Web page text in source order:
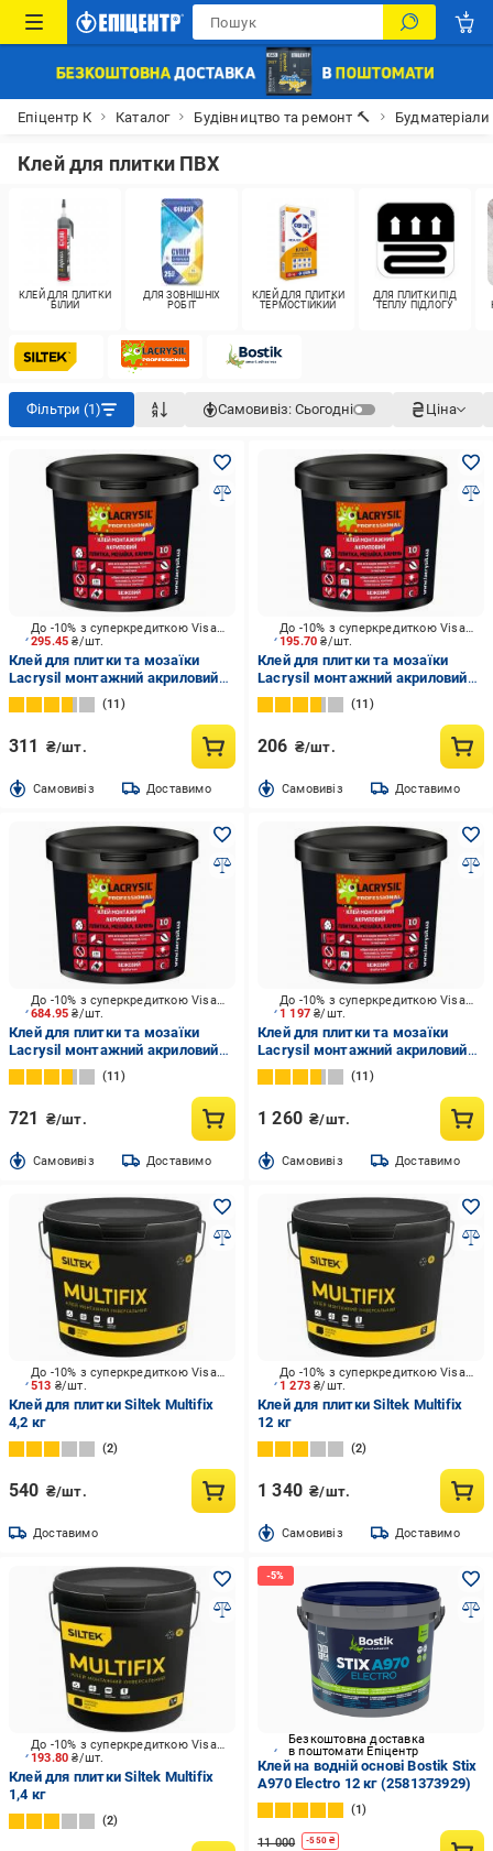
Епіцентр К Каталог Будівництво та ремонт 🔨 Будматеріали
Клей для плитки ПВХ
КЛЕЙ ДЛЯ ПЛИТКИ
БІЛИЙ
ДЛЯ ЗОВНІШНІХ
РОБІТ
КЛЕЙ ДЛЯ ПЛИТКИ
ТЕРМОСТІЙКИЙ
ДЛЯ ПЛИТКИ ПІД
ТЕПЛУ ПІДЛОГУ
Фільтри (1) Самовивіз: Сьогодні Ціна
295.45₴/шт.
До -10% з суперкредиткою Visa Вигода
Клей для плитки та мозаїки
Lacrysil монтажний акриловий
3 кг
11
311 ₴/шт.
Cамовивіз Доставимо
195.70₴/шт.
До -10% з суперкредиткою Visa Вигода
Клей для плитки та мозаїки
Lacrysil монтажний акриловий
1,5 кг
11
206 ₴/шт.
Cамовивіз Доставимо
684.95₴/шт.
До -10% з суперкредиткою Visa Вигода
Клей для плитки та мозаїки
Lacrysil монтажний акриловий
8 кг
11
721 ₴/шт.
Cамовивіз Доставимо
1 197₴/шт.
До -10% з суперкредиткою Visa Вигода
Клей для плитки та мозаїки
Lacrysil монтажний акриловий
15 кг
11
1 260 ₴/шт.
Cамовивіз Доставимо
513 ₴/шт.
До -10% з суперкредиткою Visa Вигода
Клей для плитки Siltek Multifix
4,2 кг
2
540 ₴/шт.
Доставимо
1 273₴/шт.
До -10% з суперкредиткою Visa Вигода
Клей для плитки Siltek Multifix
12 кг
2
1 340 ₴/шт.
Cамовивіз Доставимо
193.80₴/шт.
До -10% з суперкредиткою Visa Вигода
Клей для плитки Siltek Multifix
1,4 кг
2
Безкоштовна доставка
в поштомати Епіцентр
Клей на водній основі Bostik Stix
A970 Electro 12 кг (2581373929)
1
11 000 -550₴